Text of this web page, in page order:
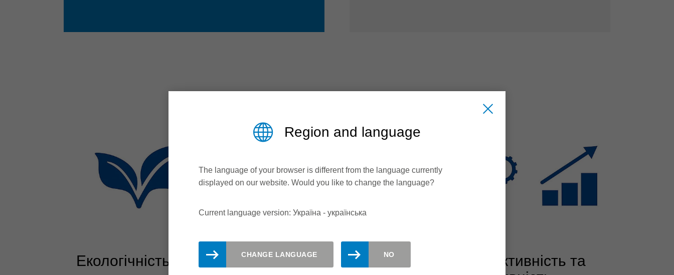
Екологічність Якість і гнучкість
Продуктивність та
Region and language
The language of your browser is different from the language currently
displayed on our website. Would you like to change the language?
Current language version: Україна - yкраїнська
CHANGE LANGUAGE NO